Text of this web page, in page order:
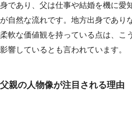
身であり、父は仕事や結婚を機に愛
が自然な流れです。地方出身であり
柔軟な価値観を持っている点は、こ
影響しているとも言われています。
父親の人物像が注目される理由